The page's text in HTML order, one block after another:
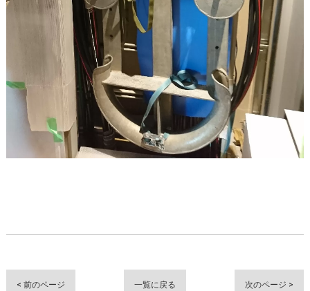
< 前のページ 一覧に戻る 次のページ >